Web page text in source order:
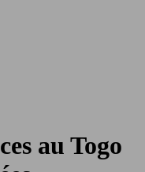
au Togo